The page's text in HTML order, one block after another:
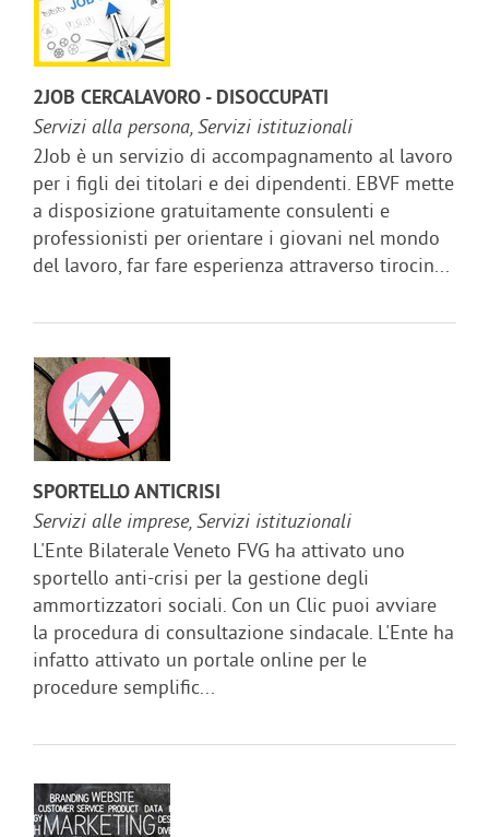
2JOB CERCALAVORO - DISOCCUPATI
Servizi alla persona, Servizi istituzionali
2Job è un servizio di accompagnamento al lavoro
per i figli dei titolari e dei dipendenti. EBVF mette
a disposizione gratuitamente consulenti e
professionisti per orientare i giovani nel mondo
del lavoro, far fare esperienza attraverso tirocin...
SPORTELLO ANTICRISI
Servizi alle imprese, Servizi istituzionali
L'Ente Bilaterale Veneto FVG ha attivato uno
sportello anti-crisi per la gestione degli
ammortizzatori sociali. Con un Clic puoi avviare
la procedura di consultazione sindacale. L'Ente ha
infatto attivato un portale online per le
procedure semplific...